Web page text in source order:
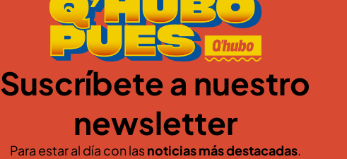
Suscríbete a nuestro
newsletter
Para estar al día con lasnoticias más destacadas.